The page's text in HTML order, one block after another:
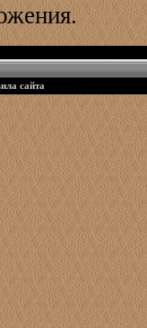
сайта